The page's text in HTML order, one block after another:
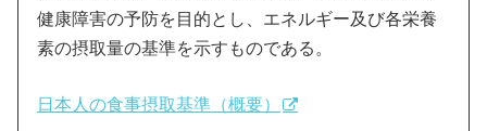
健康障害の予防を目的とし、エネルギー及び各栄養
素の摂取量の基準を示すものである。
日本人の食事摂取基準（概要）